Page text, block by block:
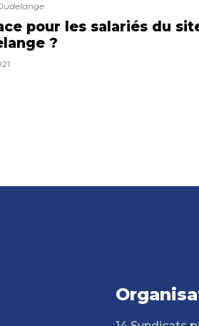
pour les salariés du
?